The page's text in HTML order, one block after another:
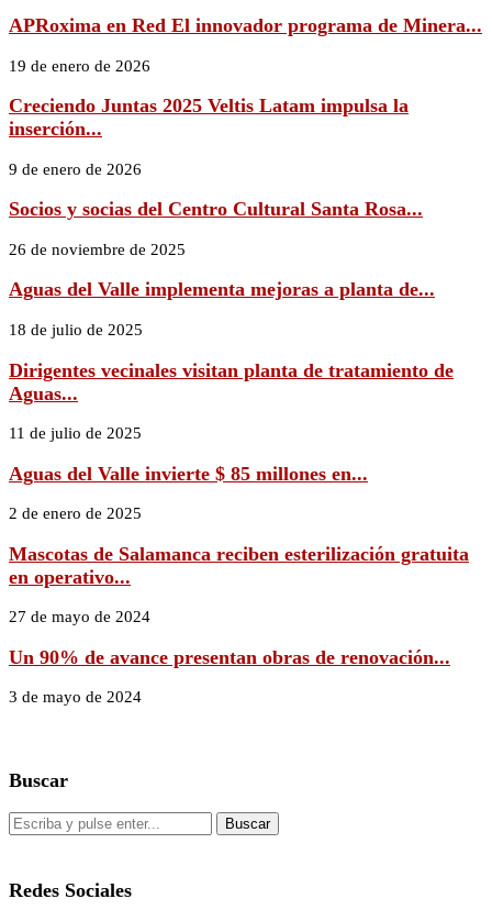
APRoxima en Red El innovador programa de Minera...
19 de enero de 2026
Creciendo Juntas 2025 Veltis Latam impulsa la
inserción...
9 de enero de 2026
Socios y socias del Centro Cultural Santa Rosa...
26 de noviembre de 2025
Aguas del Valle implementa mejoras a planta de...
18 de julio de 2025
Dirigentes vecinales visitan planta de tratamiento de
Aguas...
11 de julio de 2025
Aguas del Valle invierte $ 85 millones en...
2 de enero de 2025
Mascotas de Salamanca reciben esterilización gratuita
en operativo...
27 de mayo de 2024
Un 90% de avance presentan obras de renovación...
3 de mayo de 2024
Buscar
Redes Sociales